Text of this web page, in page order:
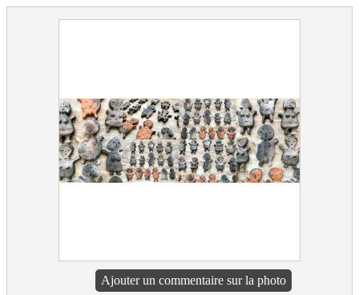
Ajouter un commentaire sur la photo